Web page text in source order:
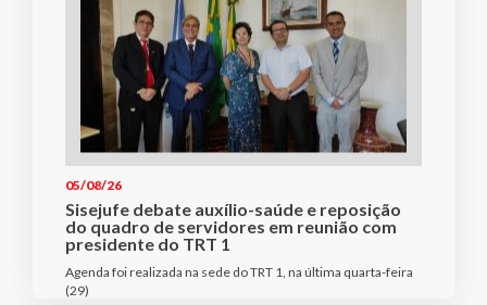
05/08/26
Sisejufe debate auxílio-saúde e reposição
do quadro de servidores em reunião com
presidente do TRT 1
Agenda foi realizada na sede do TRT 1, na última quarta-feira
(29)